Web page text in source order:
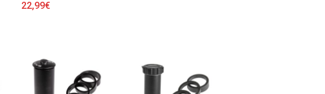
22,99€